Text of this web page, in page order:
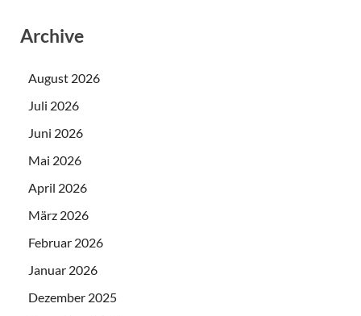
Archive
August 2026
Juli 2026
Juni 2026
Mai 2026
April 2026
März 2026
Februar 2026
Januar 2026
Dezember 2025